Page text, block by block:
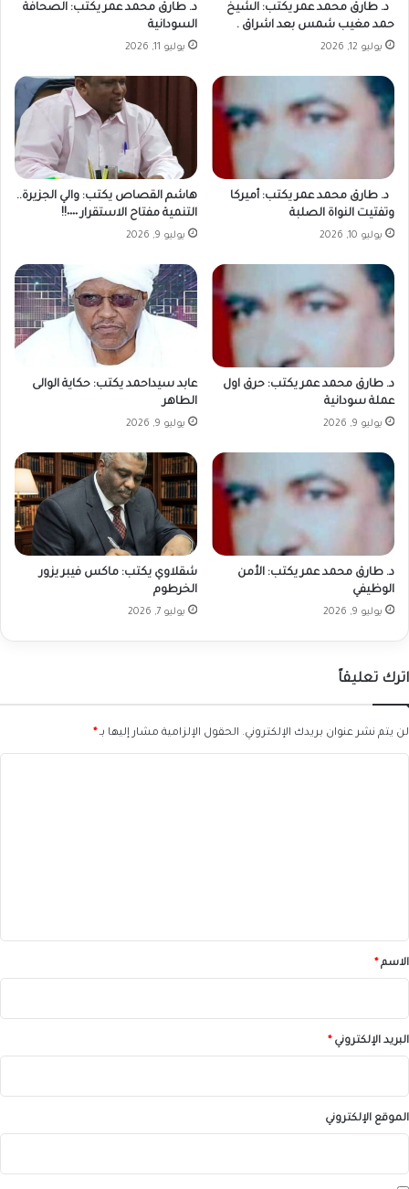
د. طارق محمد عمر يكتب: الشيخ
حمد مغيب شمس بعد اشراق .
يوليو 12, 2026
د. طارق محمد عمر يكتب: الصحافة
السودانية
يوليو 11, 2026
د. طارق محمد عمر يكتب: أميركا
وتفتيت النواة الصلبة
يوليو 10, 2026
هاشم القصاص يكتب: والي الجزيرة..
التنمية مفتاح الاستقرار ٠٠٠٠!!
يوليو 9, 2026
د. طارق محمد عمر يكتب: حرق اول
عملة سودانية
يوليو 9, 2026
عابد سيداحمد يكتب: حكاية الوالى
الطاهر
يوليو 9, 2026
د. طارق محمد عمر يكتب: الأمن
الوظيفي
يوليو 9, 2026
شقلاوي يكتب: ماكس فيبر يزور
الخرطوم
يوليو 7, 2026
اترك تعليقاً
لن يتم نشر عنوان بريدك الإلكتروني. الحقول الإلزامية مشار إليها بـ*
*الاسم*
البريد الإلكتروني*
الموقع الإلكتروني